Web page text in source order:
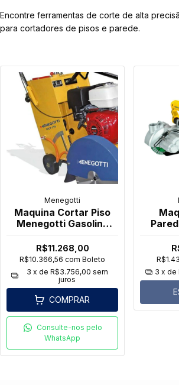
Encontre ferramentas de corte de alta
para cortadores de pisos e parede.
Menegotti
Maquina Cortar Piso
Menegotti Gasolina
R$11.268,00
R$10.366,56com Boleto
3 x de R$3.756,00 sem
juros
COMPRAR
Consulte-nos pelo
WhatsApp
3 x de